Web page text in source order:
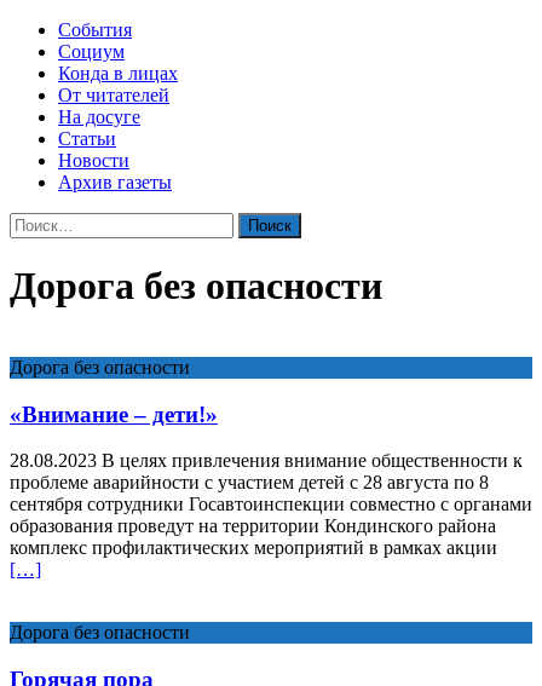
События
Социум
Конда в лицах
От читателей
На досуге
Статьи
Новости
Архив газеты
Найти:
Дорога без опасности
Дорога без опасности
«Внимание – дети!»
28.08.2023 В целях привлечения внимание общественности к
проблеме аварийности с участием детей с 28 августа по 8
сентября сотрудники Госавтоинспекции совместно с органами
образования проведут на территории Кондинского района
комплекс профилактических мероприятий в рамках акции
[…]
Дорога без опасности
Горячая пора